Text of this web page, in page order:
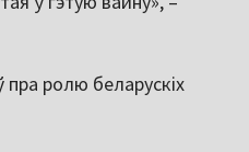
пра ролю беларускіх